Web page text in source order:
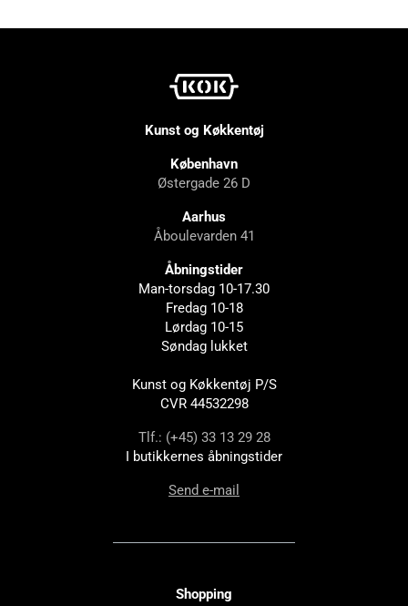
Kunst og Køkkentøj
København
Østergade 26 D
Aarhus
Åboulevarden 41
Åbningstider
Man-torsdag 10-17.30
Fredag 10-18
Lørdag 10-15
Søndag lukket
Kunst og Køkkentøj P/S
CVR 44532298
Tlf.: (+45) 33 13 29 28
I butikkernes åbningstider
Send e-mail
Shopping